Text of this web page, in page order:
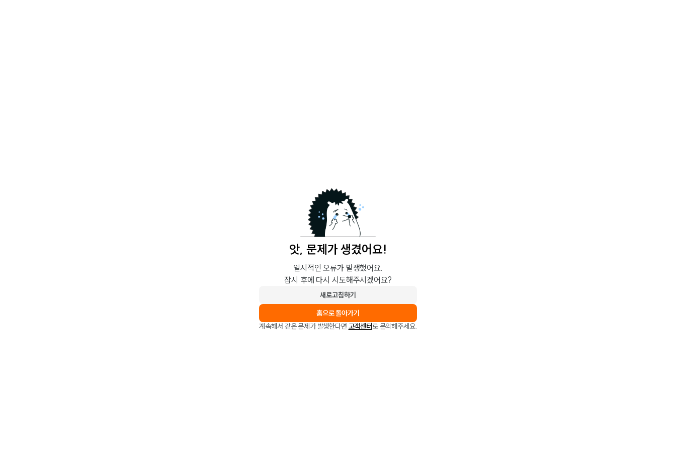
앗, 문제가 생겼어요!
일시적인 오류가 발생했어요.
잠시 후에 다시 시도해주시겠어요?
새로고침하기
홈으로 돌아가기
계속해서 같은 문제가 발생한다면 고객센터로 문의해주세요.